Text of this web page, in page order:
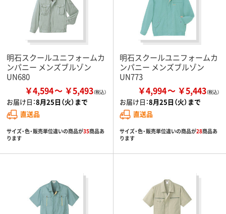
明石スクールユニフォームカ
ンパニー メンズブルゾン
UN680
￥4,594 ￥5,493
お届け日：8月25日（火）まで
直送品
サイズ・色・販売単位違いの商品が35商品あ
ります
明石スクールユニフォームカ
ンパニー メンズブルゾン
UN773
￥4,994 ￥5,443
お届け日：8月25日（火）まで
直送品
サイズ・色・販売単位違いの商品が28商品あ
ります